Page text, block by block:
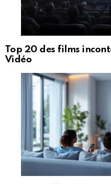
Top 20 des films
Vidéo